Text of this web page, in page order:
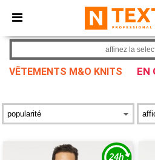
× Appli Ntextil
Meilleurs prix sur l’app !
VÊTEMENTS M&O KNITS EN
affinez la